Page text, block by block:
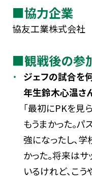
■協力企業
協友工業株式会社
■観戦後の参
ジェフの試合を
年生鈴木心温さ
「最初にPKを見
もうまかった。
強になったし、
かった。将来は
いるけれど、こ